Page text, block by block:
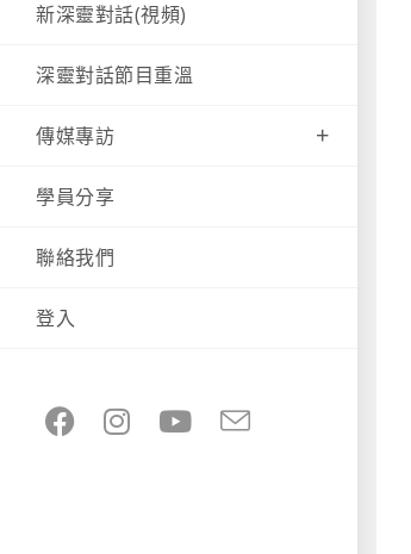
新深靈對話(視頻)
深靈對話節目重溫
傳媒專訪
學員分享
聯絡我們
登入